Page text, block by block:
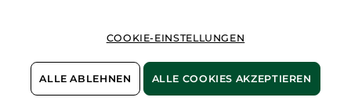
Lieferung zwischen dem 11/08 und dem 12/08
100 % zufrieden oder Geld zurück
COOKIE-EINSTELLUNGEN
ALLE ABLEHNEN ALLE COOKIES AKZEPTIEREN